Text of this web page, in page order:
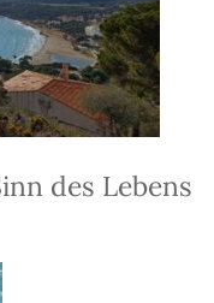
des Lebens